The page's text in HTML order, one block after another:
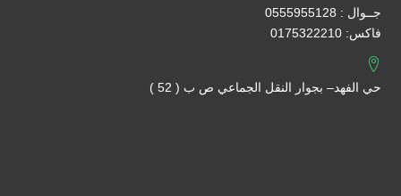
جــوال : 0555955128
فاكس: 0175322210
حي الفهد– بجوار النقل الجماعي ص ب ( 52 )